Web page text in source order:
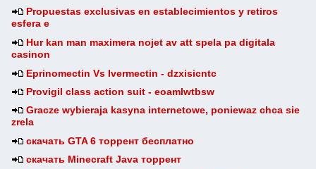
Propuestas exclusivas en establecimientos y retiros
esfera e
Hur kan man maximera nojet av att spela pa digitala
casinon
Eprinomectin Vs Ivermectin - dzxisicntc
Provigil class action suit - eoamlwtbsw
Gracze wybieraja kasyna internetowe, poniewaz chca sie
zrela
скачать GTA 6 торрент бесплатно
скачать Minecraft Java торрент